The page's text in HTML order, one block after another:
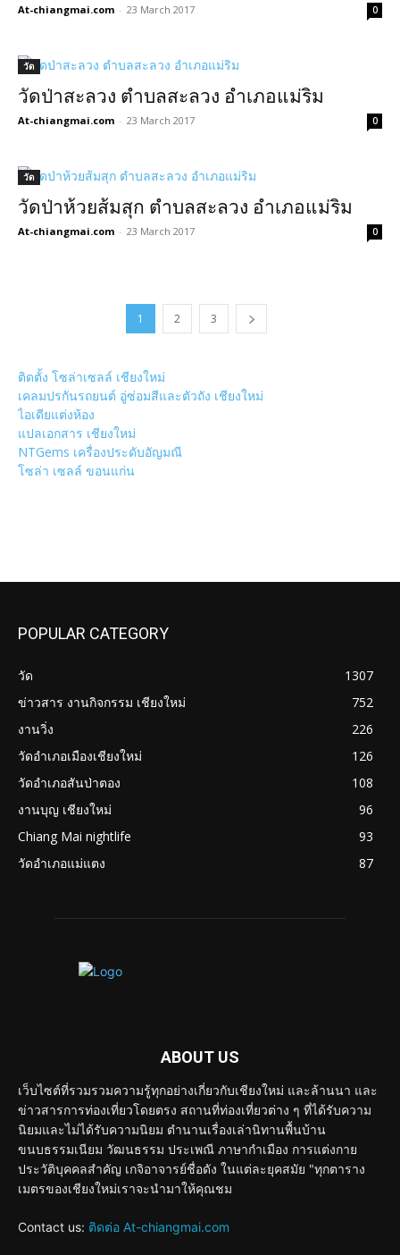
At-chiangmai.com - 23 March 2017 0
วัด
วัดป่าสะลวง ตำบลสะลวง อำเภอแม่ริม
At-chiangmai.com - 23 March 2017 0
วัด
วัดป่าห้วยส้มสุก ตำบลสะลวง อำเภอแม่ริม
At-chiangmai.com - 23 March 2017 0
1 2 3
ติดตั้ง โซล่าเซลล์ เชียงใหม่
เคลมปรกันรถยนต์ อู่ซ่อมสีและตัวถัง เชียงใหม่
ไอเดียแต่งห้อง
แปลเอกสาร เชียงใหม่
NTGems เครื่องประดับอัญมณี
โซล่า เซลล์ ขอนแก่น
POPULAR CATEGORY
วัด
1307
ข่าวสาร งานกิจกรรม เชียงใหม่
752
งานวิ่ง
226
วัดอำเภอเมืองเชียงใหม่
126
วัดอำเภอสันป่าตอง
108
งานบุญ เชียงใหม่
96
Chiang Mai nightlife
93
วัดอำเภอแม่แตง
87
ABOUT US
เว็บไซต์ที่รวมรวมความรู้ทุกอย่างเกี่ยวกับเชียงใหม่ และล้านนา และ
ข่าวสารการท่องเที่ยวโดยตรง สถานที่ท่องเที่ยวต่าง ๆ ที่ได้รับความ
นิยมและไม่ได้รับความนิยม ตำนานเรื่องเล่านิทานพื้นบ้าน
ขนบธรรมเนียม วัฒนธรรม ประเพณี ภาษากำเมือง การแต่งกาย
ประวัติบุคคลสำคัญ เกจิอาจารย์ชื่อดัง ในแต่ละยุคสมัย "ทุกตาราง
เมตรของเชียงใหม่เราจะนำมาให้คุณชม
Contact us: ติดต่อ At-chiangmai.com